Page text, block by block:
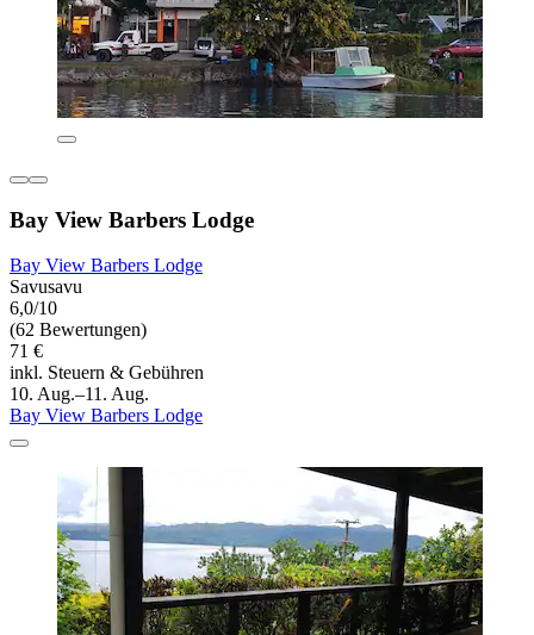
Bay View Barbers Lodge
Bay View Barbers Lodge
Savusavu
6,0/10
(62 Bewertungen)
71 €
inkl. Steuern & Gebühren
10. Aug.–11. Aug.
Bay View Barbers Lodge